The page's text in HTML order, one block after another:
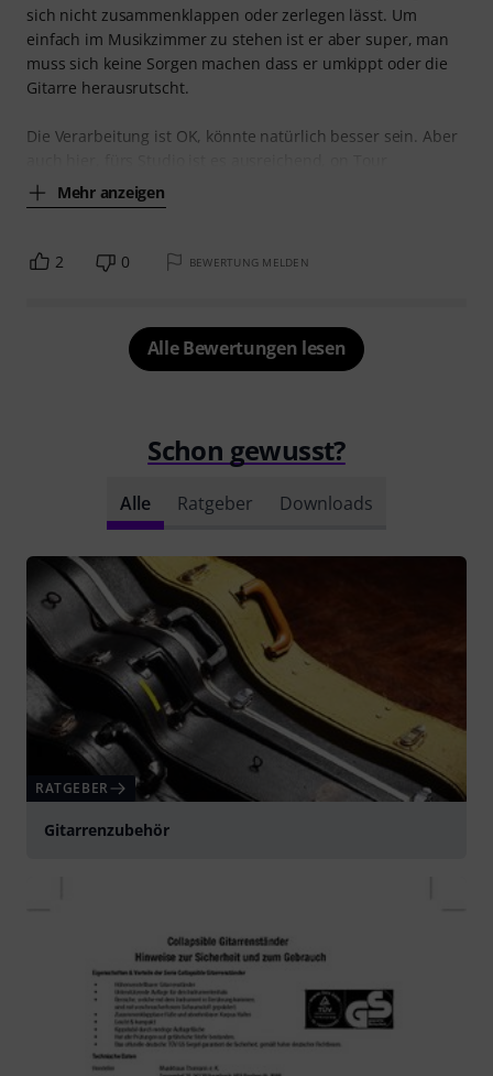
sich nicht zusammenklappen oder zerlegen lässt. Um
einfach im Musikzimmer zu stehen ist er aber super, man
muss sich keine Sorgen machen dass er umkippt oder die
Gitarre herausrutscht.
Die Verarbeitung ist OK, könnte natürlich besser sein. Aber
Mehr anzeigen
2 0 BEWERTUNG MELDEN
Alle Bewertungen lesen
Schon gewusst?
Alle Ratgeber Downloads
RATGEBER
Gitarrenzubehör